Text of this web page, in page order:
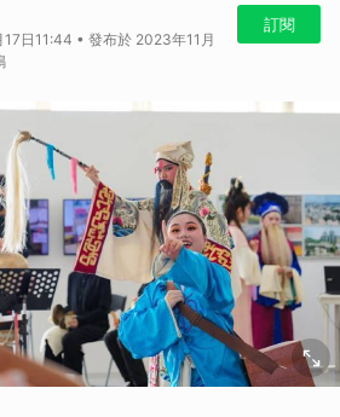
日11:44 • 發布於 2023年11月
訂閱